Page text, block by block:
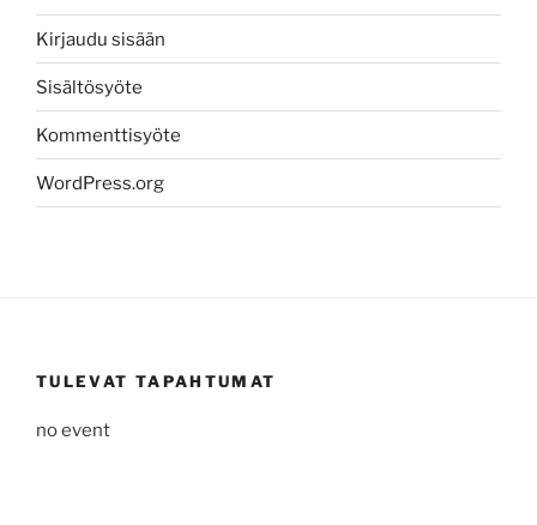
Kirjaudu sisään
Sisältösyöte
Kommenttisyöte
WordPress.org
TULEVAT TAPAHTUMAT
no event